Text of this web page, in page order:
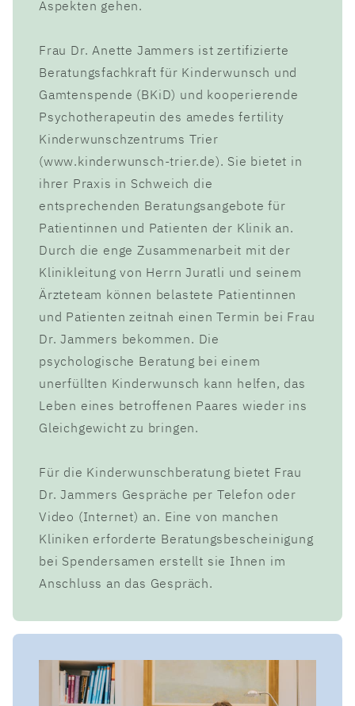
Aspekten gehen.
Frau Dr. Anette Jammers ist zertifizierte
Beratungsfachkraft für Kinderwunsch und
Gamtenspende (BKiD) und kooperierende
Psychotherapeutin des amedes fertility
Kinderwunschzentrums Trier
(www.kinderwunsch-trier.de). Sie bietet in
ihrer Praxis in Schweich die
entsprechenden Beratungsangebote für
Patientinnen und Patienten der Klinik an.
Durch die enge Zusammenarbeit mit der
Klinikleitung von Herrn Juratli und seinem
Ärzteteam können belastete Patientinnen
und Patienten zeitnah einen Termin bei Frau
Dr. Jammers bekommen. Die
psychologische Beratung bei einem
unerfüllten Kinderwunsch kann helfen, das
Leben eines betroffenen Paares wieder ins
Gleichgewicht zu bringen.
Für die Kinderwunschberatung bietet Frau
Dr. Jammers Gespräche per Telefon oder
Video (Internet) an. Eine von manchen
Kliniken erforderte Beratungsbescheinigung
bei Spendersamen erstellt sie Ihnen im
Anschluss an das Gespräch.